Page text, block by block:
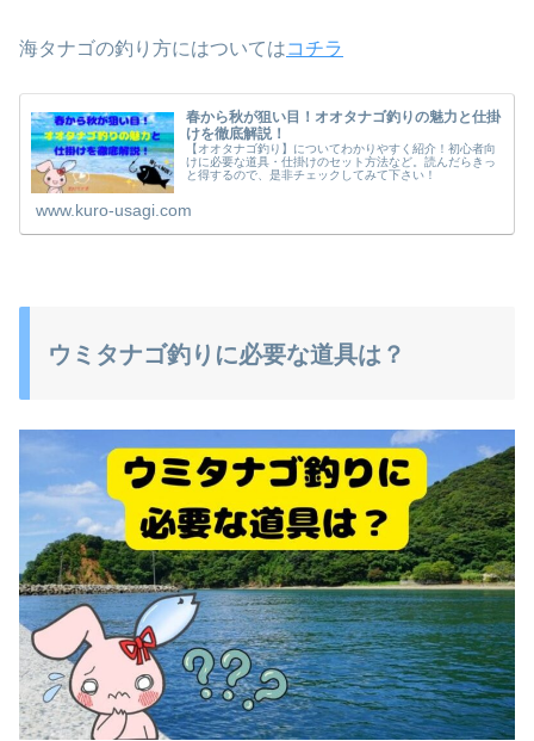
海タナゴの釣り方にはついてはコチラ
春から秋が狙い目！オオタナゴ釣りの魅力と仕掛
けを徹底解説！
【オオタナゴ釣り】についてわかりやすく紹介！初心者向
けに必要な道具・仕掛けのセット方法など。読んだらきっ
と得するので、是非チェックしてみて下さい！
www.kuro-usagi.com
ウミタナゴ釣りに必要な道具は？